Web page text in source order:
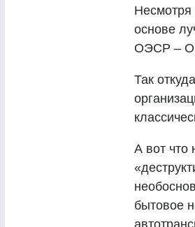
Несмотря
основе
ОЭСР –
Так
А вот что
бытовое